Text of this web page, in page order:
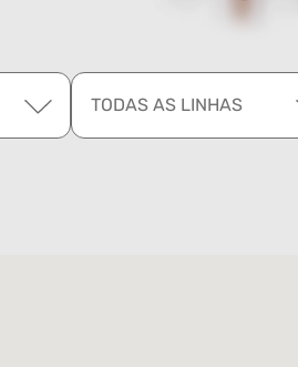
TODAS AS LINHAS